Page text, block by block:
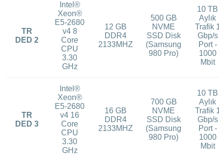
TR
DED 2
Intel®
Xeon®
E5-2680
v4 8
Core
CPU
3.30
GHz
12 GB
DDR4
2133MHZ
500 GB
NVME
SSD Disk
(Samsung
980 Pro)
10 TB
Aylık
Trafik
Gbp/s
Port -
1000
Mbit
TR
DED 3
Intel®
Xeon®
E5-2680
v4 16
Core
CPU
3.30
GHz
16 GB
DDR4
2133MHZ
700 GB
NVME
SSD Disk
(Samsung
980 Pro)
10 TB
Aylık
Trafik
Gbp/s
Port -
1000
Mbit